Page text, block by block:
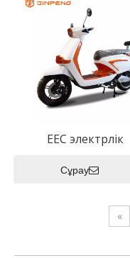
EEC электрлік
Сұрау
»